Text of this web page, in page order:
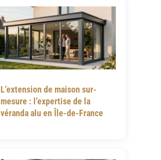
L’extension de maison sur-
mesure : l’expertise de la
véranda alu en Île-de-France